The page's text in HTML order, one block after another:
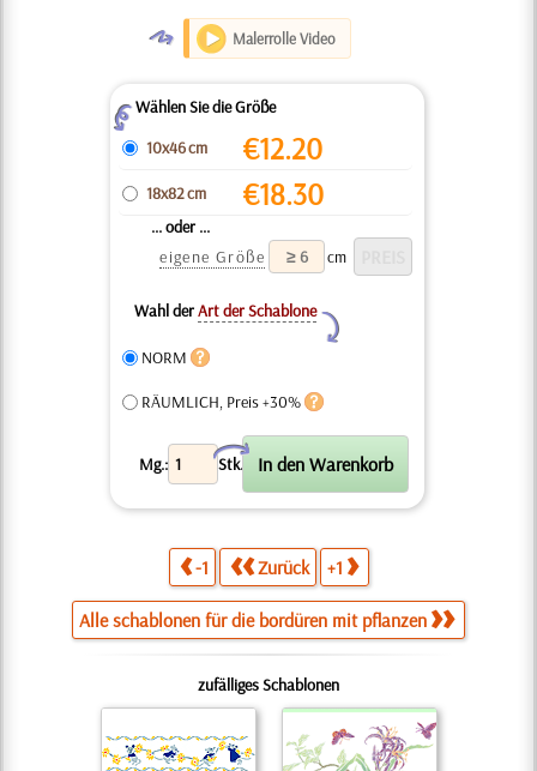
O Malerrolle Video
ZWählen Sie die Größe
10x46 cm
€12.20
18x82 cm €18.30
... oder ...
eigene Größe
cm
Wahl derArt der Schablone
Y
NORM
RÄUMLICH, Preis +30%
Mg.: Stk.
X
-1 Zurück +1
Alle schablonen für die bordüren mit pflanzen
zufälliges Schablonen